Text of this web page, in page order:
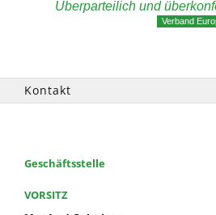
Überparteilich und
Verband
Kontakt
Geschäftsstelle
VORSITZ